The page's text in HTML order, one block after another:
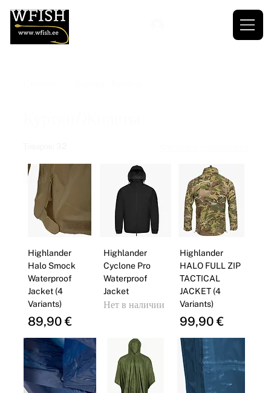
Highlander
Halo Smock
Waterproof
Jacket (4
Variants)
Цена
89,90 €
Highlander
Cyclone Pro
Waterproof
Jacket
Нет в наличии
Highlander
HALO FULL ZIP
TACTICAL
JACKET (4
Variants)
Цена
99,90 €